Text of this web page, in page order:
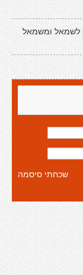
לשמאל ומשמאל
שכחתי סיסמה